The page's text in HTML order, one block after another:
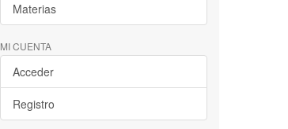
Materias
MI CUENTA
Acceder
Registro